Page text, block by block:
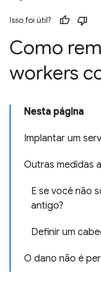
Isso foi útil?
Como
workers
Nesta página
Implantar um
Outras medidas
E se você não
antigo?
Definir um
O dano não é